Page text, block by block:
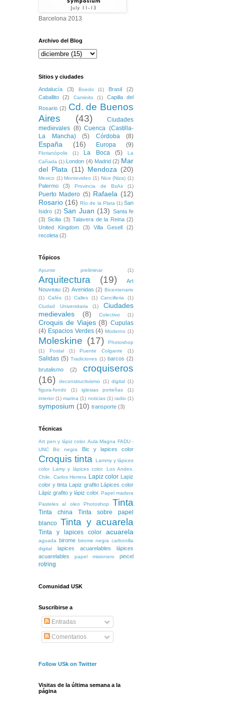
Barcelona 2013
Archivo del Blog
Sitios y ciudades
Andalucía (3) Boedo (1) Brasil
(2)
Caballito
(2) Caminito (1)
Capilla del
Rosario (2) Cd. de Buenos
Aires
(43)
Ciudades
medievales (8) Cuenca (Castilla-
La Mancha)
(5) Córdoba (8)
España (16) Europa (9)
Florianópolis (1) La Boca (5)
La
Cañada (1) London (4) Madrid (2) Mar
del Plata (11) Mendoza (20)
Mexico (1) Montevideo (1) Nice (Niza) (1)
Palermo (3) Provincia de BsAs (1)
Puerto Madero (5) Rafaela (12)
Rosario (16) Río de la Plata (1) San
Isidro (2) San Juan (13) Santa fe
(3) Sicilia (3) Talavera de la Reina (2)
United Kingdom
(3) Villa Gesell
(2)
recoleta (2)
Tópicos
Apunte preliminar (1)
Arquitectura (19)
Art
Nouveau (2) Avenidas (2) Bicentenario
(1)
Cafés (1) Calles (1) Cancilleria
(1)
Ciudad Universitaria
(1)
Ciudades
medievales
(8) Colectivo (1)
Croquis de Viajes (8) Cupulas
(4) Espacios Verdes (4) Moderno (1)
Moleskine (17)
Photoshop
(1)
Postal (1) Puente Colgante (1)
Salidas (5) Tradiciones (1) barcos (2)
brutalismo
(2)
croquiseros
(16)
deconstructivismo (1) digital
(1)
figura-fondo
(1) iglesias porteñas
(1)
interior (1) marina (1) noticias (1) radio (1)
symposium (10) transporte (3)
Técnicas
Art pen y lápiz color. Aula Magna FADU -
UNC
Bic negra Bic y lapices color
Croquis tinta
Lammy y lápices
color
Lamy y lápices color. Los Andes.
Chile. Carlos Herrera Lapiz color
Lapiz
color y tinta
Lapiz grafito
Lápices color
Lápiz grafito y lápiz color. Papel madera
Pasteles al oleo
Photoshop Tinta
Tinta china
Tinta sobre papel
blanco Tinta y acuarela
Tinta y lapices color acuarela
aguada birome birome negra carbonilla
digital
lapices acuarelables
lápices
acuarelables
papel misionero pincel
rotring
Comunidad USK
Suscribirse a
Entradas
Comentarios
Follow USk on Twitter
Visitas de la última semana a la
página